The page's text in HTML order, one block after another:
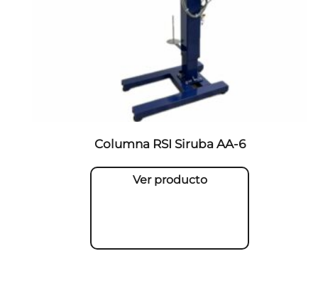
Columna RSI Siruba AA-6
Ver producto